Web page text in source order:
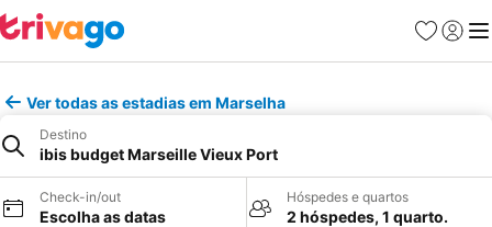
Favoritos
Iniciar
Ver todas as estadias em Marselha
Destino
ibis budget Marseille Vieux Port
Check-in/out
Escolha as datas
Hóspedes e quartos
2 hóspedes, 1 quarto.